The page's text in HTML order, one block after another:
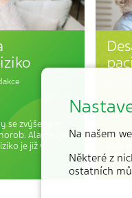
se zvýšeným
Alarmující
je již v
Na našem
Některé z
ostatních